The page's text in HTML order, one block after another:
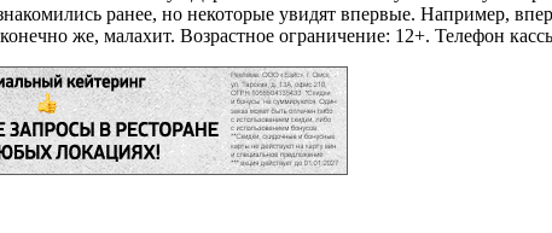
ранее, но некоторые увидят впервые. Например,
же, малахит. Возрастное ограничение: 12+. Телефон